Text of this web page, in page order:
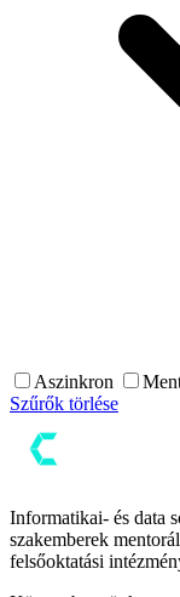
Aszinkron
Szűrők törlése
Informatikai- és data
szakemberek
felsőoktatási